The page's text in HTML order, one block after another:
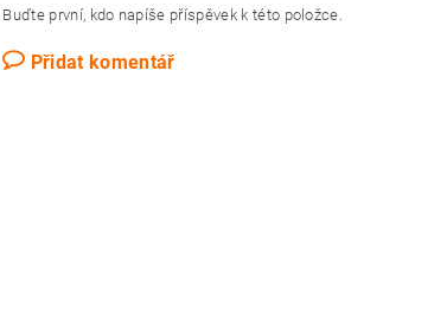
Buďte první, kdo napíše příspěvek k této položce.
Přidat komentář